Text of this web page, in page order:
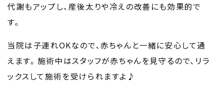
代謝もアップし、産後太りや冷えの改善にも効果的で
す。
当院は子連れOKなので、赤ちゃんと一緒に安心して通
えます。 施術中はスタッフが赤ちゃんを見守るので、リラ
ックスして施術を受けられますよ♪